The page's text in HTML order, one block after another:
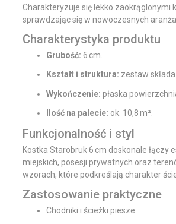
Charakteryzuje się lekko zaokrąglonymi
sprawdzając się w nowoczesnych
Charakterystyka produktu
Grubość: 6 cm.
Kształt i struktura: zestaw
Wykończenie: płaska
Ilość na palecie: ok. 10,8 m².
Funkcjonalność i styl
Kostka Starobruk 6 cm doskonale łączy
miejskich, posesji prywatnych oraz
wzorach, które podkreślają charakter
Zastosowanie praktyczne
Chodniki i ścieżki piesze.